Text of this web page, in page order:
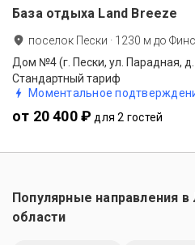
База отдыха Land Breeze
поселок Пески · 1230 м до
Дом №4 (г. Пески, ул. Парадная,
Стандартный тариф
Моментальное
от 20 400 ₽ для 2 гостей
Популярные направления в
области